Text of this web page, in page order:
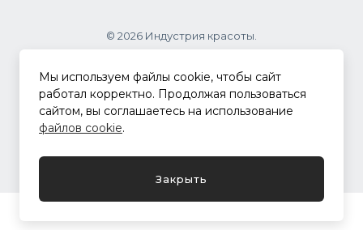
© 2026 Индустрия красоты.
.
Политика конфиденциальности
Мы используем файлы cookie, чтобы сайт
работал корректно. Продолжая пользоваться
сайтом, вы соглашаетесь на использование
файлов cookie.
Закрыть